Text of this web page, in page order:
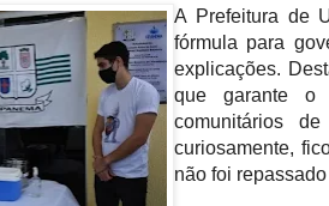
A Prefeitura de
fórmula para
explicações.
que garante o
comunitários
curiosamente,
não foi